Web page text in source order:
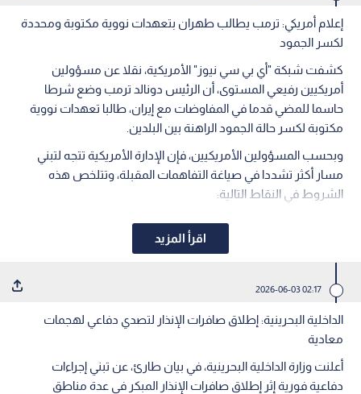
إعلام أمريكي: ترمب يطالب طهران بتعهدات نووية مكتوبة ومحددة
لكسر الجمود
كشفت شبكة "أي بي سي نيوز" الأمريكية، نقلا عن مسؤولين
أمريكيين رفيعي المستوى، أن الرئيس دونالد ترمب وضع شرطا
حاسما للمضي قدما في المفاوضات مع إيران، طالبا تعهدات نووية
مكتوبة لكسر حالة الجمود الراهنة بين البلدين.
وبحسب المسؤولين الأمريكيين، فإن الإدارة الأمريكية تتجه لتبني
مسار أكثر تشددا في صياغة التفاهمات المقبلة، وتتلخص هذه
الشروط في النقاط التالية:
اقرأ المزيد
02:17 2026-06-03
الداخلية البحرينية: إطلاق صافرات الإنذار لتصدي دفاعي لهجمات
معادية
أعلنت وزارة الداخلية البحرينية، في بيان طارئ، عن تبني إجراءات
دفاعية فورية إثر إطلاق صافرات الإنذار المبكر في عدة مناطق